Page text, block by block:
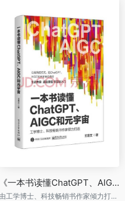
《一本书读懂ChatGPT、AIGC和元宇宙》
由工学博士、科技畅销书作家倾力打造，以极简的方式把ChatGPT、AIGC和元宇宙说透彻。